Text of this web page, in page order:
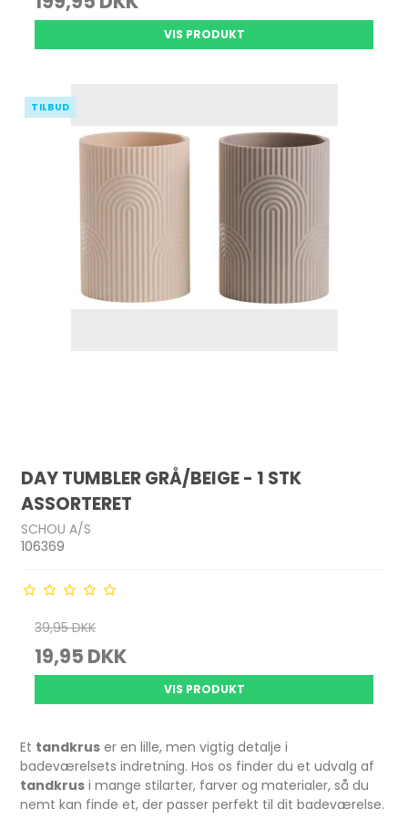
VIS PRODUKT
TILBUD
DAY TUMBLER GRÅ/BEIGE - 1 STK
ASSORTERET
SCHOU A/S
106369
39,95 DKK
19,95 DKK
VIS PRODUKT
Et tandkrus er en lille, men vigtig detalje i
badeværelsets indretning. Hos os finder du et udvalg af
tandkrus i mange stilarter, farver og materialer, så du
nemt kan finde et, der passer perfekt til dit badeværelse.